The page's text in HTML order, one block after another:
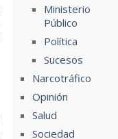
Ministerio
Público
Política
Sucesos
Narcotráfico
Opinión
Salud
Sociedad